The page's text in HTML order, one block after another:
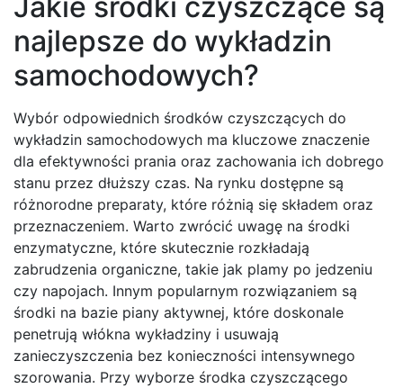
najlepsze do wykładzin
samochodowych?
Wybór odpowiednich środków czyszczących do
wykładzin samochodowych ma kluczowe znaczenie
dla efektywności prania oraz zachowania ich dobrego
stanu przez dłuższy czas. Na rynku dostępne są
różnorodne preparaty, które różnią się składem oraz
przeznaczeniem. Warto zwrócić uwagę na środki
enzymatyczne, które skutecznie rozkładają
zabrudzenia organiczne, takie jak plamy po jedzeniu
czy napojach. Innym popularnym rozwiązaniem są
środki na bazie piany aktywnej, które doskonale
penetrują włókna wykładziny i usuwają
zanieczyszczenia bez konieczności intensywnego
szorowania. Przy wyborze środka czyszczącego